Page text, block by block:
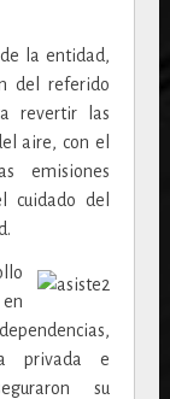
la entidad,
del referido
revertir las
aire, con el
emisiones
cuidado del
privada e
su